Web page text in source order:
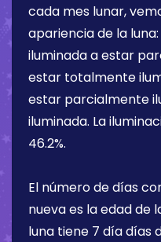
cada mes lunar,
apariencia de la
iluminada a estar
estar totalmente
estar parcialmente
iluminada. La
46.2%.
El número de días
nueva es la edad de
luna tiene 7 díadías